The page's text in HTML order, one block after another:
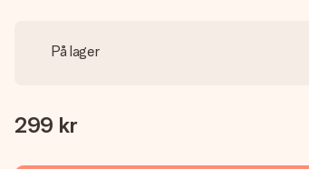
På lager
299 kr